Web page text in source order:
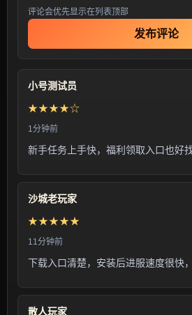
评论会优先显示在列表顶部
发布评论
小号测试员
★★★★☆
1分钟前
新手任务上手快，福利领取入口也好找
沙城老玩家
★★★★★
11分钟前
下载入口清楚，安装后进服速度很快
散人玩家